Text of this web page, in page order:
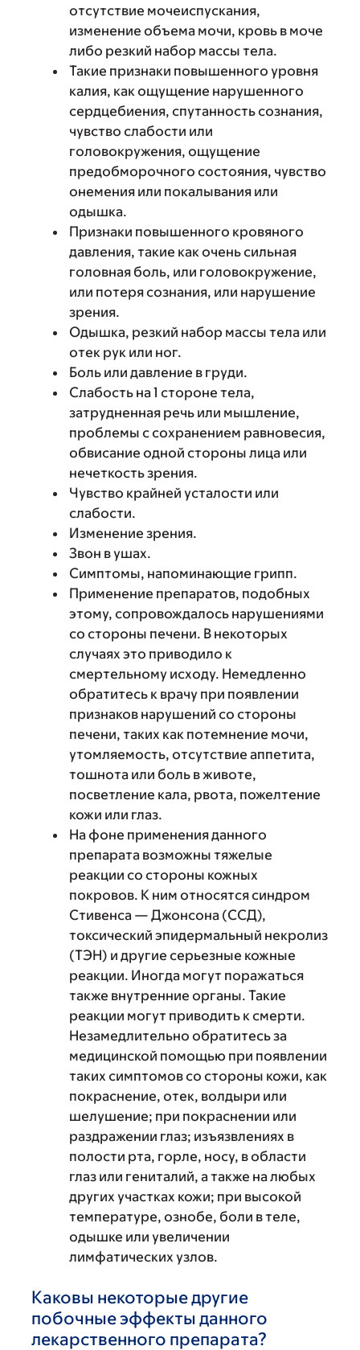
отсутствие мочеиспускания,
изменение объема мочи, кровь в моче
либо резкий набор массы тела.
Такие признаки повышенного уровня
калия, как ощущение нарушенного
сердцебиения, спутанность сознания,
чувство слабости или
головокружения, ощущение
предобморочного состояния, чувство
онемения или покалывания или
одышка.
Признаки повышенного кровяного
давления, такие как очень сильная
головная боль, или головокружение,
или потеря сознания, или нарушение
зрения.
Одышка, резкий набор массы тела или
отек рук или ног.
Боль или давление в груди.
Слабость на 1 стороне тела,
затрудненная речь или мышление,
проблемы с сохранением равновесия,
обвисание одной стороны лица или
нечеткость зрения.
Чувство крайней усталости или
слабости.
Изменение зрения.
Звон в ушах.
Симптомы, напоминающие грипп.
Применение препаратов, подобных
этому, сопровождалось нарушениями
со стороны печени. В некоторых
случаях это приводило к
смертельному исходу. Немедленно
обратитесь к врачу при появлении
признаков нарушений со стороны
печени, таких как потемнение мочи,
утомляемость, отсутствие аппетита,
тошнота или боль в животе,
посветление кала, рвота, пожелтение
кожи или глаз.
На фоне применения данного
препарата возможны тяжелые
реакции со стороны кожных
покровов. К ним относятся синдром
Стивенса — Джонсона (ССД),
токсический эпидермальный некролиз
(ТЭН) и другие серьезные кожные
реакции. Иногда могут поражаться
также внутренние органы. Такие
реакции могут приводить к смерти.
Незамедлительно обратитесь за
медицинской помощью при появлении
таких симптомов со стороны кожи, как
покраснение, отек, волдыри или
шелушение; при покраснении или
раздражении глаз; изъязвлениях в
полости рта, горле, носу, в области
глаз или гениталий, а также на любых
других участках кожи; при высокой
температуре, ознобе, боли в теле,
одышке или увеличении
лимфатических узлов.
Каковы некоторые другие
побочные эффекты данного
лекарственного препарата?